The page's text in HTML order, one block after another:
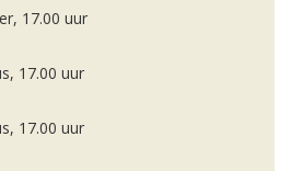
17.00 uur
17.00 uur
17.00 uur